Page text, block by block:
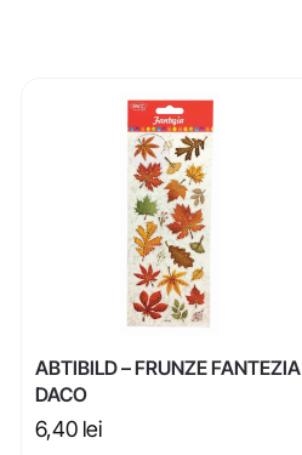
ABTIBILD – FRUNZE FANTEZIA
DACO
6,40 lei